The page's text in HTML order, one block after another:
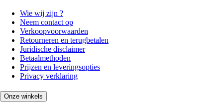
Wie wij zijn ?
Neem contact op
Verkoopvoorwaarden
Retourneren en terugbetalen
Juridische disclaimer
Betaalmethoden
Prijzen en leveringsopties
Privacy verklaring
Onze winkels